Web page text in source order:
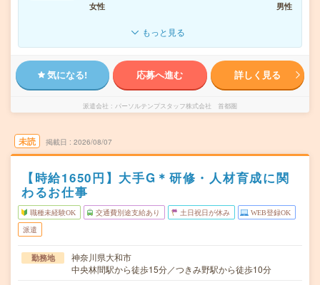
女性
男性
もっと見る
気になる! 応募へ進む 詳しく見る
派遣会社 パーソルテンプスタッフ株式会社 首都圏
未読 掲載日 2026/08/07
【時給1650円】大手G＊研修・人材育成に関
わるお仕事
職種未経験OK 交通費別途支給あり 土日祝日が休み WEB登録OK
派遣
勤務地
神奈川県大和市
中央林間駅から徒歩15分／つきみ野駅から徒歩10分